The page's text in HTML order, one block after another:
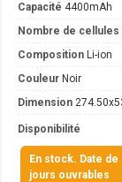
Capacité 4400mAh
Nombre de cellules
Composition Li-ion
Couleur Noir
Dimension
Disponibilité
En stock. Date
jours ouvrables